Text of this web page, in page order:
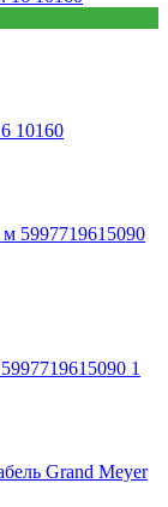
10160
1